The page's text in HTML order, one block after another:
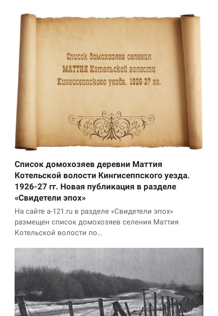
Список домохозяев деревни Маттия
Котельской волости Кингисеппского уезда.
1926-27 гг. Новая публикация в разделе
«Свидетели эпох»
На сайте a-121.ru в разделе «Свидетели эпох»
размещен список домохозяев селения Маттия
Котельской волости по…